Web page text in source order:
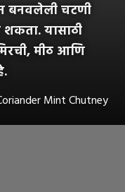
बनवलेली चटणी
यासाठी
मीठ आणि
Mint Chutney